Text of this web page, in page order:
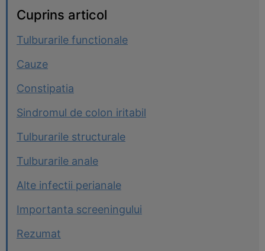
Cuprins articol
Tulburarile functionale
Cauze
Constipatia
Sindromul de colon iritabil
Tulburarile structurale
Tulburarile anale
Alte infectii perianale
Importanta screeningului
Rezumat